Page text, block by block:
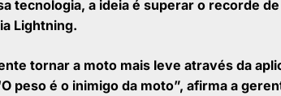
tecnologia, a ideia é superar o recorde
Lightning.
tornar a moto mais leve através da
peso é o inimigo da moto”, afirma a